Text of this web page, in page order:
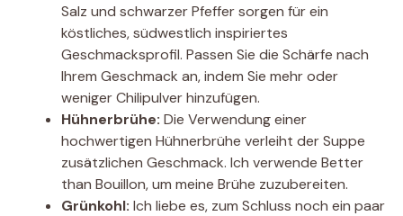
Salz und schwarzer Pfeffer sorgen für ein
köstliches, südwestlich inspiriertes
Geschmacksprofil. Passen Sie die Schärfe nach
Ihrem Geschmack an, indem Sie mehr oder
weniger Chilipulver hinzufügen.
Hühnerbrühe: Die Verwendung einer
hochwertigen Hühnerbrühe verleiht der Suppe
zusätzlichen Geschmack. Ich verwende Better
than Bouillon, um meine Brühe zuzubereiten.
Grünkohl: Ich liebe es, zum Schluss noch ein paar